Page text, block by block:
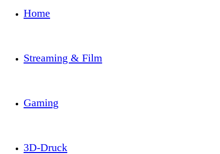
Home
Streaming & Film
Gaming
3D-Druck